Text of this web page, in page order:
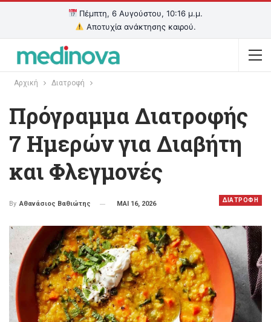
Πέμπτη, 6 Αυγούστου, 10:16 μ.μ.
Αποτυχία ανάκτησης καιρού.
Αρχική Διατροφή
Πρόγραμμα Διατροφής
7 Ημερών για Διαβήτη
και Φλεγμονές
ΔΙΑΤΡΟΦΗ
By Αθανάσιος Βαθιώτης ΜΑΙ 16, 2026